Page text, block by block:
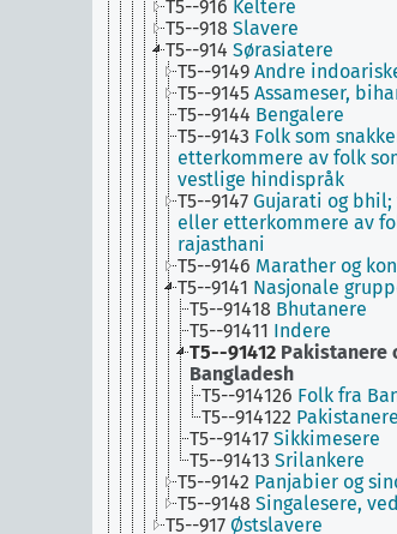
T5--916 Keltere
T5--918 Slavere
T5--914 Sørasiatere
T5--9149 Andre
T5--9145 Assameser,
T5--9144 Bengalere
T5--9143 Folk som
etterkommere av folk
vestlige hindispråk
T5--9147 Gujarati og bhil;
eller etterkommere av
rajasthani
T5--9146 Marather og
T5--9141 Nasjonale
T5--91418 Bhutanere
T5--91411 Indere
T5--91412 Pakistanere
Bangladesh
T5--914126 Folk fra
T5--914122 Pakistanere
T5--91417 Sikkimesere
T5--91413 Srilankere
T5--9142 Panjabier og
T5--9148 Singalesere,
T5--917 Østslavere